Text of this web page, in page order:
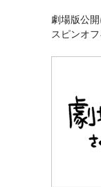
劇場版公
スピンオ